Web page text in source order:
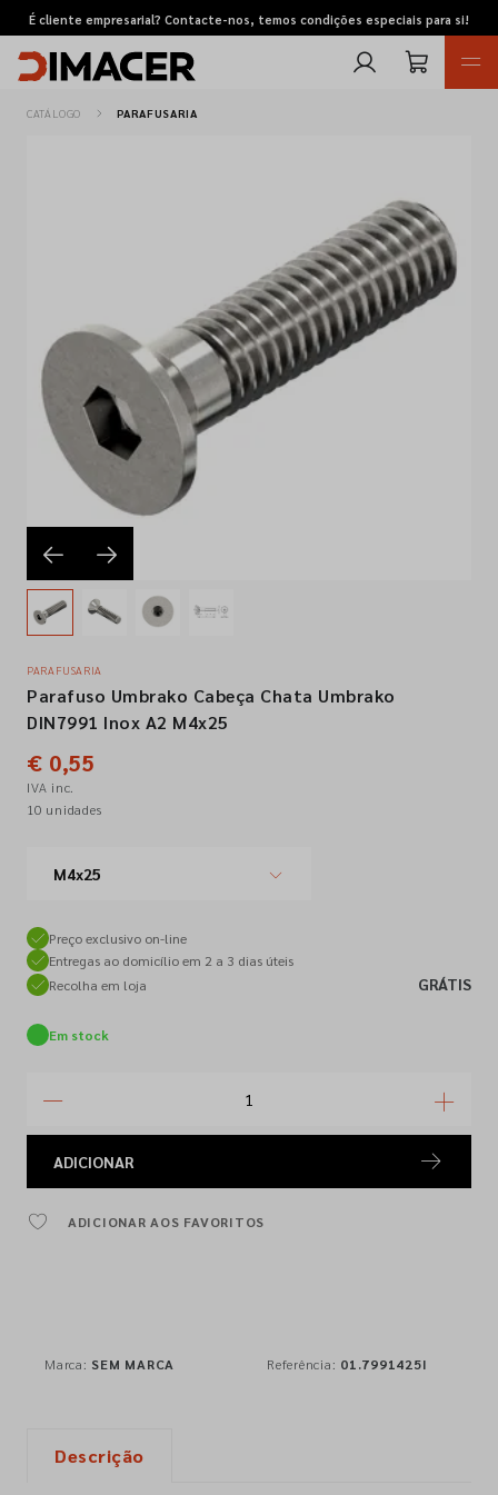
É cliente empresarial? Contacte-nos, temos condições especiais para si!
Pedidos de cotação
Marcas
Favoritos
Empresa
Contactos
Siga-nos nas redes sociais
CATÁLOGO PARAFUSARIA
PARAFUSARIA
Parafuso Umbrako Cabeça Chata Umbrako
DIN7991 Inox A2 M4x25
€ 0,55
IVA inc.
10 unidades
M4x25
Preço exclusivo on-line
Entregas ao domicílio em 2 a 3 dias úteis
Recolha em loja
GRÁTIS
Em stock
ADICIONAR
ADICIONAR AOS FAVORITOS
Marca: SEM MARCA Referência: 01.7991425I
Descrição